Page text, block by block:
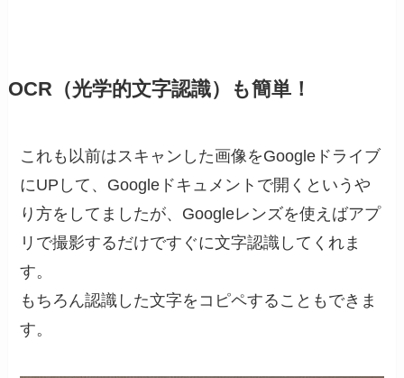
OCR（光学的文字認識）も簡単！
これも以前はスキャンした画像をGoogleドライブ
にUPして、Googleドキュメントで開くというや
り方をしてましたが、Googleレンズを使えばアプ
リで撮影するだけですぐに文字認識してくれま
す。
もちろん認識した文字をコピペすることもできま
す。